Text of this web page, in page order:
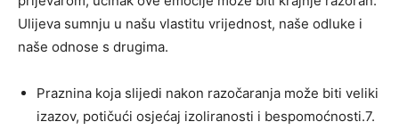
Ulijeva sumnju u našu vlastitu vrijednost, naše odluke i
naše odnose s drugima.
Praznina koja slijedi nakon razočaranja može biti veliki
izazov, potičući osjećaj izoliranosti i bespomoćnosti.7.